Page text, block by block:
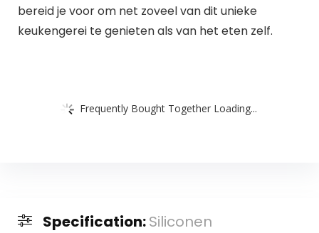
bereid je voor om net zoveel van dit unieke
keukengerei te genieten als van het eten zelf.
Frequently Bought Together Loading...
Specification:Siliconen